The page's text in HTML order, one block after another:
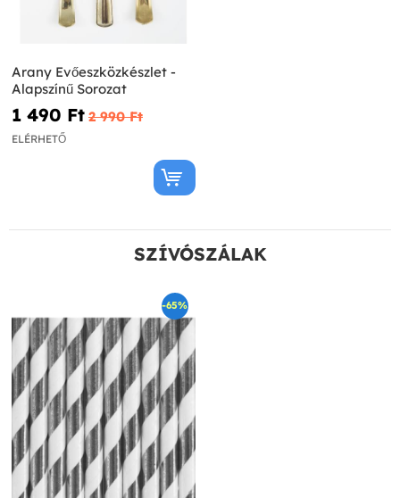
Arany Evőeszközkészlet -
Alapszínű Sorozat
1 490 Ft‎ 2 990 Ft‎
ELÉRHETŐ
SZÍVÓSZÁLAK
-65%